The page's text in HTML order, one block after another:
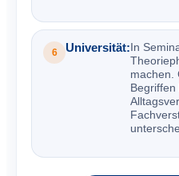
6 Universität: In
machen.
Begriffen